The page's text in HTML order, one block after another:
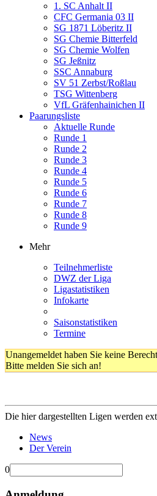
1. SC Anhalt II
CFC Germania 03 II
SG 1871 Löberitz II
SG Chemie Bitterfeld
SG Chemie Wolfen
SG Jeßnitz
SSC Annaburg
SV 51 Zerbst/Roßlau
TSG Wittenberg
VfL Gräfenhainichen II
Paarungsliste
Aktuelle Runde
Runde 1
Runde 2
Runde 3
Runde 4
Runde 5
Runde 6
Runde 7
Runde 8
Runde 9
Mehr
Teilnehmerliste
DWZ der Liga
Ligastatistiken
Infokarte
Saisonstatistiken
Termine
Unangemeldet haben Sie keine
Bitte melden Sie sich an!
Die hier dargestellten Ligen werden
News
Der Verein
0